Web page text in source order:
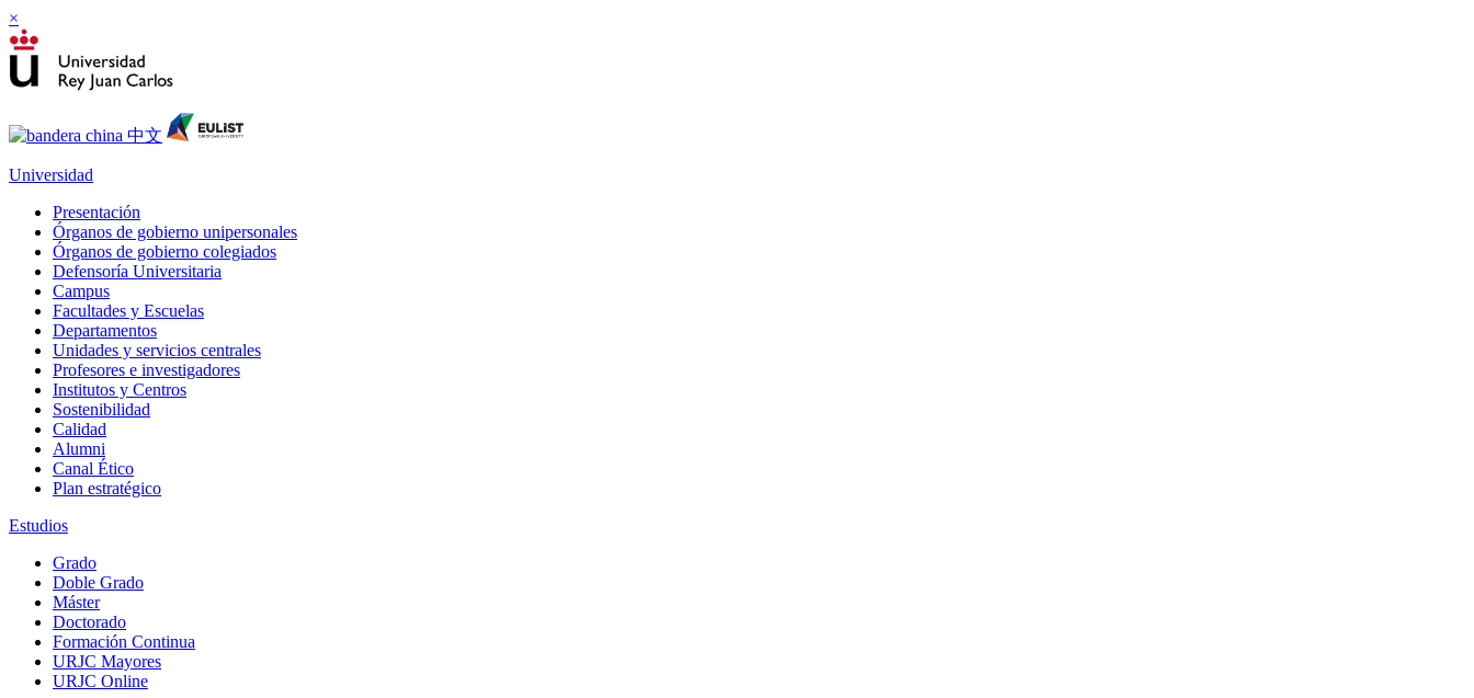
×
Universidad
Presentación
Órganos de gobierno unipersonales
Órganos de gobierno colegiados
Defensoría Universitaria
Campus
Facultades y Escuelas
Departamentos
Unidades y servicios centrales
Profesores e investigadores
Institutos y Centros
Sostenibilidad
Calidad
Alumni
Canal Ético
Plan estratégico
Estudios
Grado
Doble Grado
Máster
Doctorado
Formación Continua
URJC Mayores
URJC Online